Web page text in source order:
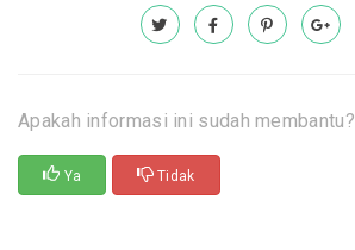
Apakah informasi ini sudah membantu?
Ya Tidak